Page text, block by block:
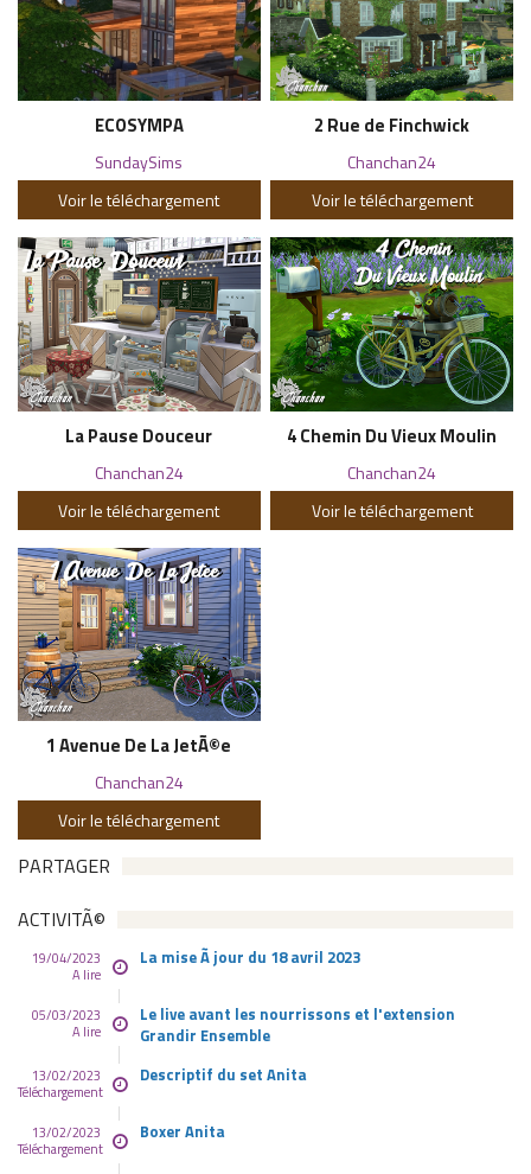
ECOSYMPA
SundaySims
Voir le téléchargement
2 Rue de Finchwick
Chanchan24
Voir le téléchargement
La Pause Douceur
Chanchan24
Voir le téléchargement
4 Chemin Du Vieux Moulin
Chanchan24
Voir le téléchargement
1 Avenue De La JetÃ©e
Chanchan24
Voir le téléchargement
PARTAGER
ACTIVITÃ©
19/04/2023
A lire
La mise Ã jour du 18 avril 2023
05/03/2023
A lire
Le live avant les nourrissons et l'extension
Grandir Ensemble
13/02/2023
Téléchargement
Descriptif du set Anita
13/02/2023
Téléchargement
Boxer Anita